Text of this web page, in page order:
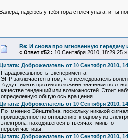
Валера, надеюсь у тебя гора с плеч упала, и ты
Re: И снова про мгновенную
« Ответ #52 : 10 Сентября 2010, 18:29:25 »
Цитата: Доброжелатель от 10 Сентября 2010,
Парадоксальность эксперимента
ЭПР заключается в том, что исследователь
будут иметь противоположные значения по
качестве тенденций или возможностей. Стоит
определенную общую ось вращения.
Цитата: Доброжелатель от 10 Сентября 2010,
По мнению Эйнштейна, поскольку никакой
произведенное по отношению к одному из
электрона, находящегося в тысячах миль от
первой частицы.
Цитата: Доброжелатель от 10 Сентября 2010,